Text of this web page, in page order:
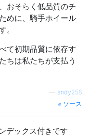
おそらく低品質のチ
めに、騎手ホイール
。
て初期品質に依存す
ちは私たちが支払う
andy256
ソース
デックス付きです